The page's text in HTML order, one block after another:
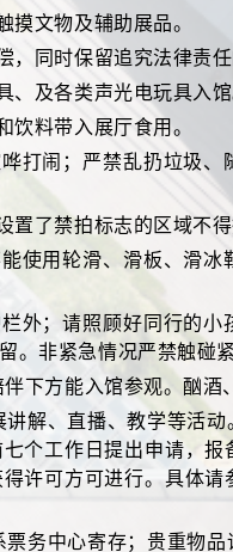
摸文物及辅助展品。
同时保留追究法律责任
及各类声光电玩具入馆
饮料带入展厅食用。
打闹；严禁乱扔垃圾、
了禁拍标志的区域不得
使用轮滑、滑板、滑冰
外；请照顾好同行的小
。非紧急情况严禁触碰
下方能入馆参观。酗酒
解、直播、教学等活
个工作日提出申请，
许可方可进行。具体
务中心寄存；贵重物